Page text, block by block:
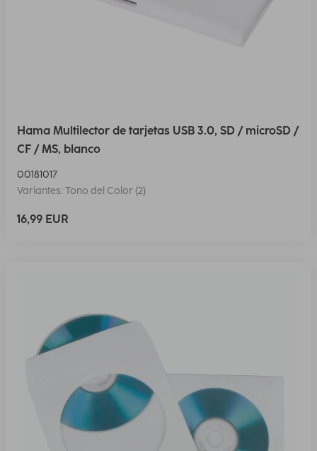
Hama Multilector de tarjetas USB 3.0, SD / microSD /
CF / MS, blanco
00181017
Variantes: Tono del Color (2)
16,99 EUR